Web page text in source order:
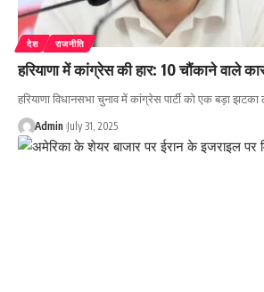
देश राजनीति
हरियाणा में कांग्रेस की हार: 10 चौंकाने वाले
हरियाणा विधानसभा चुनाव में कांग्रेस पार्टी को एक बड़ा
Admin July 31, 2025